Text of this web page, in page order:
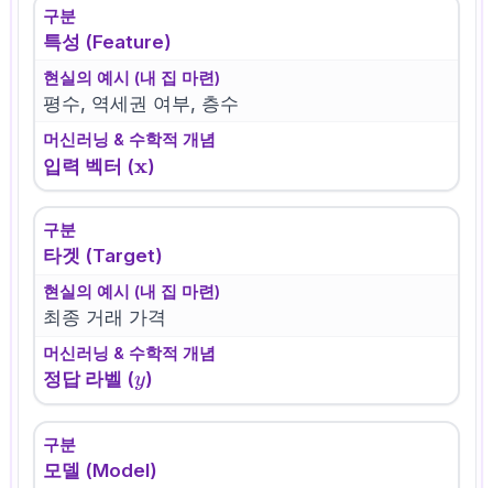
구분
특성 (Feature)
현실의 예시 (내 집 마련)
평수, 역세권 여부, 층수
머신러닝 & 수학적 개념
입력 벡터 (\mathbf{x}
x)
구분
타겟 (Target)
현실의 예시 (내 집 마련)
최종 거래 가격
머신러닝 & 수학적 개념
정답 라벨 (y
y)
구분
모델 (Model)